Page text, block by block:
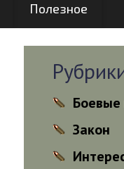
Полезное
Боевые
Закон